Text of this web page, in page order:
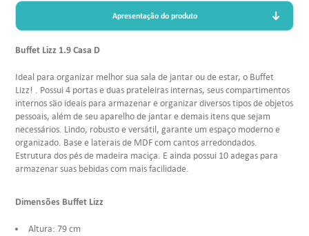
Apresentação do produto
Buffet Lizz 1.9 Casa D
Ideal para organizar melhor sua sala de jantar ou de estar, o Buffet
Lizz! . Possui 4 portas e duas prateleiras internas, seus compartimentos
internos são ideais para armazenar e organizar diversos tipos de objetos
pessoais, além de seu aparelho de jantar e demais itens que sejam
necessários. Lindo, robusto e versátil, garante um espaço moderno e
organizado. Base e laterais de MDF com cantos arredondados.
Estrutura dos pés de madeira maciça. E ainda possui 10 adegas para
armazenar suas bebidas com mais facilidade.
Dimensões Buffet Lizz
Altura: 79 cm